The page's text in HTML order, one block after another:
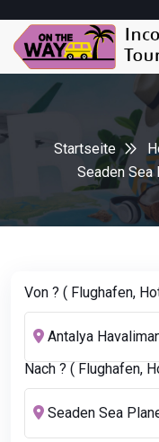
Startseite
Seaden Sea
Von ? ( Flughafen,
Nach ? ( Flughafen,